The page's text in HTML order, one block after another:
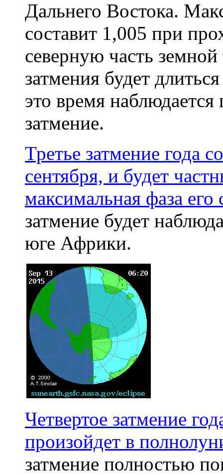
Дальнего Востока.
составит 1,005 при
северную часть
затмения будет
это время
затмение.
Третье затмение года
сентября, и будет
максимальная фаза его
затмение будет
юге Африки.
Четвертое затмение
произойдет в
затмение полностью